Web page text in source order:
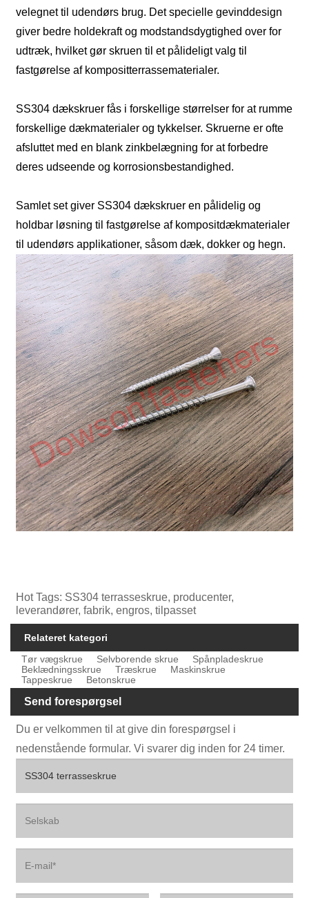
velegnet til udendørs brug. Det specielle gevinddesign
giver bedre holdekraft og modstandsdygtighed over for
udtræk, hvilket gør skruen til et pålideligt valg til
fastgørelse af kompositterrassematerialer.
SS304 dækskruer fås i forskellige størrelser for at rumme
forskellige dækmaterialer og tykkelser. Skruerne er ofte
afsluttet med en blank zinkbelægning for at forbedre
deres udseende og korrosionsbestandighed.
Samlet set giver SS304 dækskruer en pålidelig og
holdbar løsning til fastgørelse af kompositdækmaterialer
til udendørs applikationer, såsom dæk, dokker og hegn.
Hot Tags: SS304 terrasseskrue, producenter,
leverandører, fabrik, engros, tilpasset
Relateret kategori
Tør vægskrue
Selvborende skrue
Spånpladeskrue
Beklædningsskrue
Træskrue
Maskinskrue
Tappeskrue
Betonskrue
Send forespørgsel
Du er velkommen til at give din forespørgsel i
nedenstående formular. Vi svarer dig inden for 24 timer.